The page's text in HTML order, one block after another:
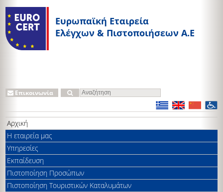
Ευρωπαϊκή Εταιρεία
Ελέγχων & Πιστοποιήσεων A.E
Επικοινωνία
Αρχική
Η εταιρεία μας
Υπηρεσίες
Εκπαίδευση
Πιστοποίηση Προσώπων
Πιστοποίηση Τουριστικών Καταλυμάτων